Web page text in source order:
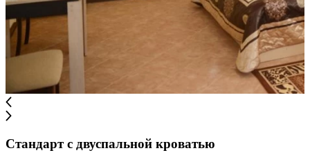
Стандарт с двуспальной кроватью